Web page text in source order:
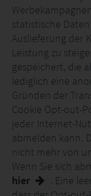
statistische
Auslieferung der
Leistung zu
gespeichert, die
lediglich eine
Gründen der
Cookie Opt-out-
jeder Internet-
abmelden kann.
nicht mehr von
Wenn Sie sich
hier
. Eine